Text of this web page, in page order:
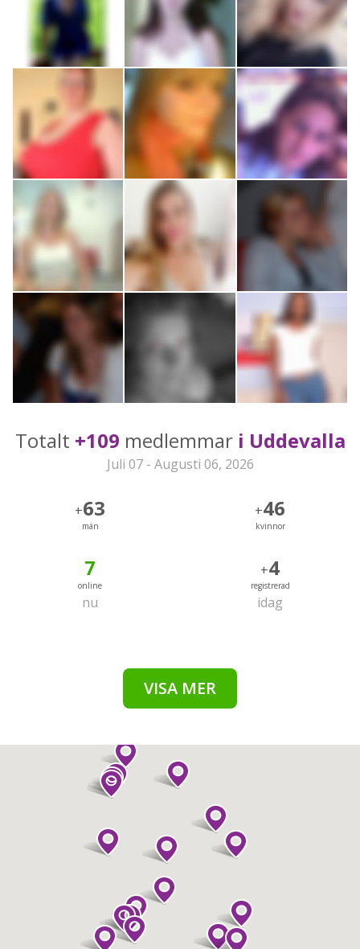
Totalt +109 medlemmar i Uddevalla
Juli 07 - Augusti 06, 2026
+63
män
+46
kvinnor
7
online
nu
+4
registrerad
idag
VISA MER